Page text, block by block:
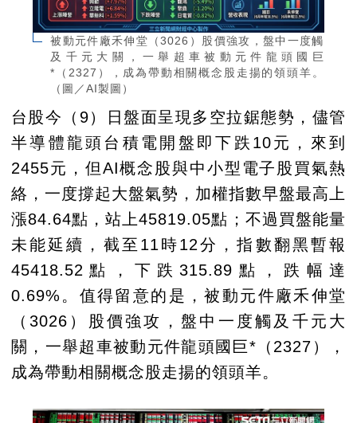
被動元件廠禾伸堂（3026）股價強攻，盤中一度觸
及千元大關，一舉超車被動元件龍頭國巨
*（2327），成為帶動相關概念股走揚的領頭羊。
（圖／AI製圖）
台股今（9）日盤面呈現多空拉鋸態勢，儘管
半導體龍頭台積電開盤即下跌10元，來到
2455元，但AI概念股與中小型電子股買氣熱
絡，一度撐起大盤氣勢，加權指數早盤最高上
漲84.64點，站上45819.05點；不過買盤能量
未能延續，截至11時12分，指數翻黑暫報
45418.52點，下跌315.89點，跌幅達
0.69%。值得留意的是，被動元件廠禾伸堂
（3026）股價強攻，盤中一度觸及千元大
關，一舉超車被動元件龍頭國巨*（2327），
成為帶動相關概念股走揚的領頭羊。